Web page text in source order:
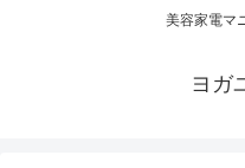
美容家電マ
ヨガ